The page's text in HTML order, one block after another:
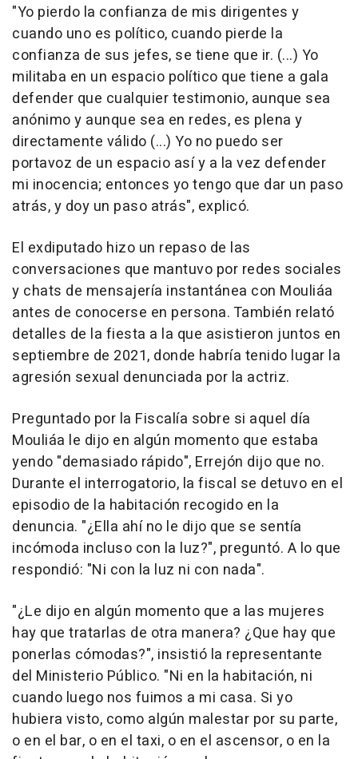
"Yo pierdo la confianza de mis dirigentes y
cuando uno es político, cuando pierde la
confianza de sus jefes, se tiene que ir. (...) Yo
militaba en un espacio político que tiene a gala
defender que cualquier testimonio, aunque sea
anónimo y aunque sea en redes, es plena y
directamente válido (...) Yo no puedo ser
portavoz de un espacio así y a la vez defender
mi inocencia; entonces yo tengo que dar un paso
atrás, y doy un paso atrás", explicó.
El exdiputado hizo un repaso de las
conversaciones que mantuvo por redes sociales
y chats de mensajería instantánea con Mouliáa
antes de conocerse en persona. También relató
detalles de la fiesta a la que asistieron juntos en
septiembre de 2021, donde habría tenido lugar la
agresión sexual denunciada por la actriz.
Preguntado por la Fiscalía sobre si aquel día
Mouliáa le dijo en algún momento que estaba
yendo "demasiado rápido", Errejón dijo que no.
Durante el interrogatorio, la fiscal se detuvo en el
episodio de la habitación recogido en la
denuncia. "¿Ella ahí no le dijo que se sentía
incómoda incluso con la luz?", preguntó. A lo que
respondió: "Ni con la luz ni con nada".
"¿Le dijo en algún momento que a las mujeres
hay que tratarlas de otra manera? ¿Que hay que
ponerlas cómodas?", insistió la representante
del Ministerio Público. "Ni en la habitación, ni
cuando luego nos fuimos a mi casa. Si yo
hubiera visto, como algún malestar por su parte,
o en el bar, o en el taxi, o en el ascensor, o en la